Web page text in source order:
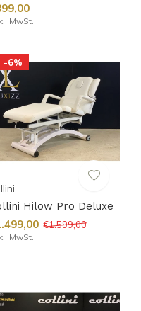
MwSt.
-6%
Hilow Pro Deluxe
€1.599,00
MwSt.